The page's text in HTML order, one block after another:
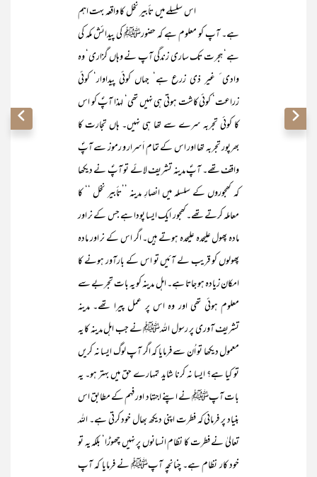
اس سلسلے میں تأبیر نخل کا واقعہ بہت اہم
ہے۔ آپ کو معلوم ہے کہ حضورﷺ کی پیدائش مکہ کی
ہے‘ ہجرت تک ساری زندگی آپ نے وہاں گزاری‘ وہ
وادی ٔ غیر ذی زرع ہے‘ جہاں کوئی پیداوار‘ کوئی
زراعت‘ کوئی کاشت ہوتی ہی نہیں تھی‘ لہذا آپؐ کو اس
کا کوئی تجربہ سرے سے تھا ہی نہیں۔ ہاں تجارت کا
بھرپور تجربہ تھا اور اس کے تمام اَسرار و رموز سے آپؐ
واقف تھے۔ آپؐ مدینہ تشریف لائے تو آپؐ نے دیکھا
کہ کھجوروں کے سلسلہ میں انصارِ مدینہ ’’تأبیر نخل ‘‘ کا
معاملہ کرتے تھے۔کھجور ایک ایسا پودا ہے جس کے نر اور
مادہ پھول علیحدہ علیحدہ ہوتے ہیں۔ اگر اس کے نر اور مادہ
پھولوں کو قریب لے آئیں تو اس کے بارآور ہونے کا
امکان زیادہ ہو جاتا ہے۔ اہل مدینہ کو یہ بات تجربے سے
معلوم ہوئی تھی اور وہ اس پر عمل پیرا تھے۔ مدینہ
تشریف آوری پر رسول اللہﷺ نے جب اہل مدینہ کا یہ
معمول دیکھا تو اُن سے فرمایا کہ اگر آپ لوگ ایسا نہ کریں
تو کیا ہے؟ ایسا نہ کرنا شاید تمہارے حق میں بہتر ہو۔ یہ
بات آپﷺ نے اپنے اجتہاد اور فہم کے مطابق اس
بنیاد پر فرمائی کہ فطرت اپنی دیکھ بھال خود کرتی ہے۔ اللہ
تعالیٰ نے فطرت کا نظام انسانوں پر نہیں چھوڑا‘ بلکہ یہ تو
خود کار نظام ہے۔ چنانچہ آپﷺ نے فرمایا کہ آپ